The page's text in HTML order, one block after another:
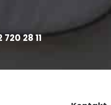
28 11